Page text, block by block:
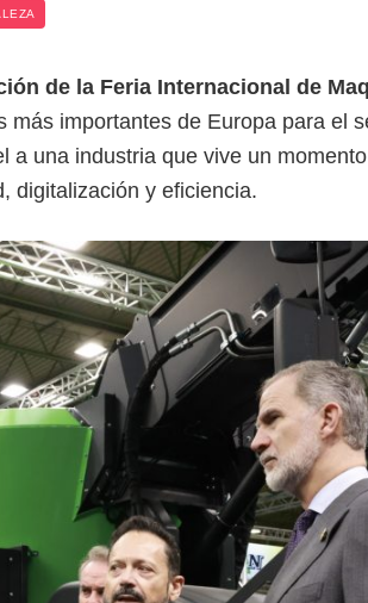
de la Feria Internacional de
más importantes de Europa para el
a una industria que vive un
digitalización y eficiencia.